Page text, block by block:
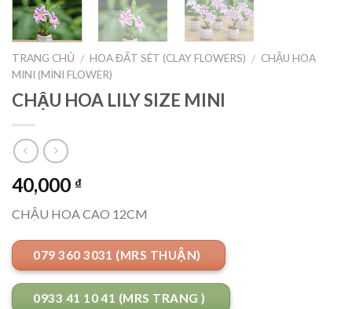
TRANG CHỦ / HOA ĐẤT SÉT (CLAY FLOWERS) / CHẬU HOA
MINI (MINI FLOWER)
CHẬU HOA LILY SIZE MINI
40,000 ₫
CHẬU HOA CAO 12CM
079 360 3031 (MRS THUẬN)
0933 41 10 41 (MRS TRANG )